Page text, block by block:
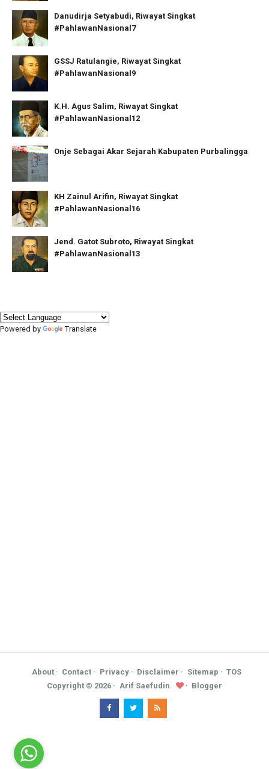
Danudirja Setyabudi, Riwayat Singkat
#PahlawanNasional7
GSSJ Ratulangie, Riwayat Singkat
#PahlawanNasional9
K.H. Agus Salim, Riwayat Singkat
#PahlawanNasional12
Onje Sebagai Akar Sejarah Kabupaten Purbalingga
KH Zainul Arifin, Riwayat Singkat
#PahlawanNasional16
Jend. Gatot Subroto, Riwayat Singkat
#PahlawanNasional13
Powered by Translate
About Contact Privacy Disclaimer Sitemap
TOS
Copyright © 2026 Arif Saefudin Blogger